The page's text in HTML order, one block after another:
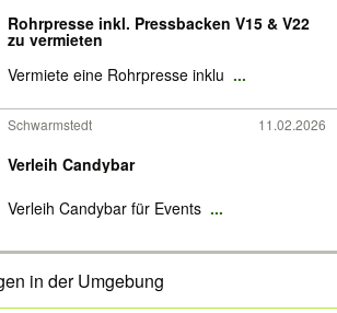
Rohrpresse inkl. Pressbacken V15 & V22
zu vermieten
Vermiete eine Rohrpresse inklu ...
Schwarmstedt 11.02.2026
Verleih Candybar
Verleih Candybar für Events ...
in der Umgebung